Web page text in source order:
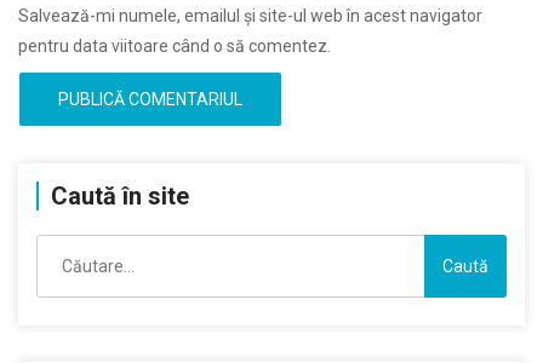
Salvează-mi numele, emailul și site-ul web în acest navigator
pentru data viitoare când o să comentez.
Caută în site
după: